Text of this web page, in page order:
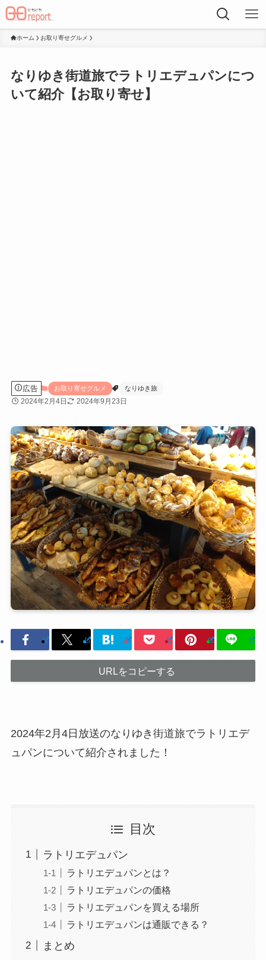
ホーム お取り寄せグルメ
なりゆき街道旅でラトリエデュパンにつ
いて紹介【お取り寄せ】
広告 お取り寄せグルメ なりゆき旅
2024年2月4日 2024年9月23日
URLをコピーする
2024年2月4日放送のなりゆき街道旅でラトリエデ
ュパンについて紹介されました！
目次
ラトリエデュパン
ラトリエデュパンとは？
ラトリエデュパンの価格
ラトリエデュパンを買える場所
ラトリエデュパンは通販できる？
まとめ